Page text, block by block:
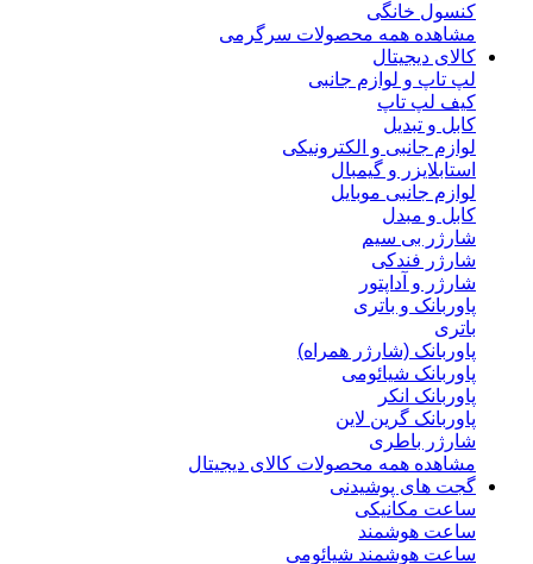
کنسول خانگی
مشاهده همه محصولات سرگرمی
کالای دیجیتال
لپ تاپ و لوازم جانبی
کیف لپ تاپ
کابل و تبدیل
لوازم جانبی و الکترونیکی
استابلایزر و گیمبال
لوازم جانبی موبایل
کابل و مبدل
شارژر بی سیم
شارژر فندکی
شارژر و آداپتور
پاوربانک و باتری
باتری
پاوربانک (شارژر همراه)
پاوربانک شیائومی
پاوربانک انکر
پاوربانک گرین لاین
شارژر باطری
مشاهده همه محصولات کالای دیجیتال
گجت های پوشیدنی
ساعت مکانیکی
ساعت هوشمند
ساعت هوشمند شیائومی